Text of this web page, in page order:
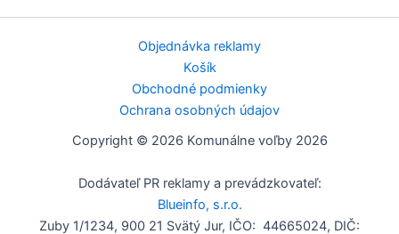
Objednávka reklamy
Košík
Obchodné podmienky
Ochrana osobných údajov
Copyright © 2026 Komunálne voľby 2026
Dodávateľ PR reklamy a prevádzkovateľ:
Blueinfo, s.r.o.
Zuby 1/1234, 900 21 Svätý Jur, IČO: 44665024, DIČ: